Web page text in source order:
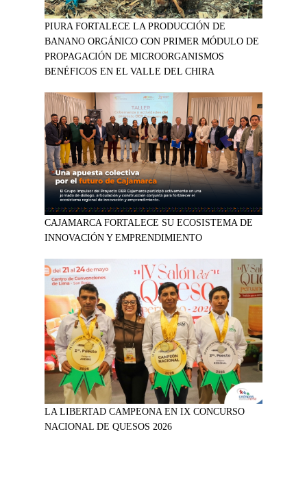
PIURA FORTALECE LA PRODUCCIÓN DE
BANANO ORGÁNICO CON PRIMER MÓDULO DE
PROPAGACIÓN DE MICROORGANISMOS
BENÉFICOS EN EL VALLE DEL CHIRA
CAJAMARCA FORTALECE SU ECOSISTEMA DE
INNOVACIÓN Y EMPRENDIMIENTO
LA LIBERTAD CAMPEONA EN IX CONCURSO
NACIONAL DE QUESOS 2026